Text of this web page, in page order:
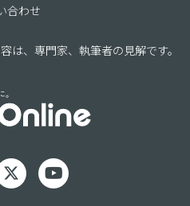
合わせ
、専門家、執筆者の見解です。